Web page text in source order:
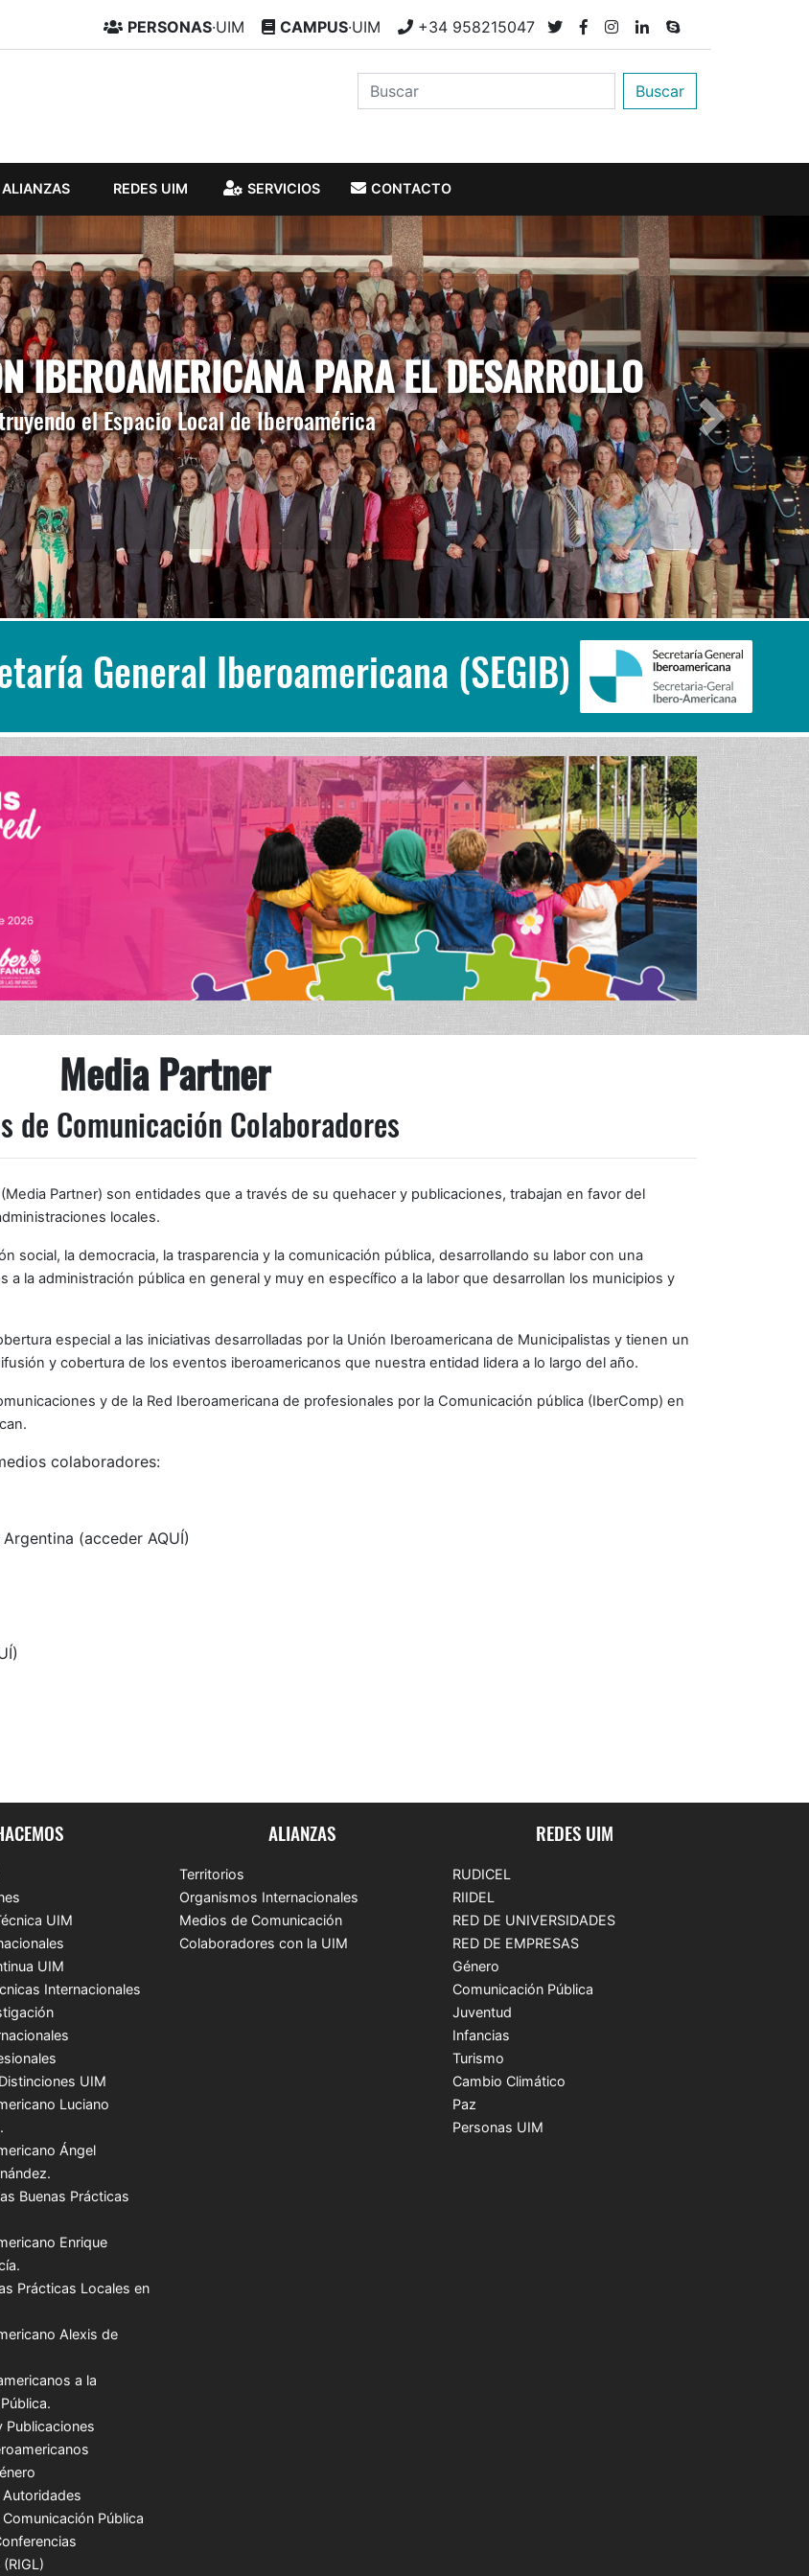
PERSONAS·UIM CAMPUS·UIM +34 958215047
Buscar
ALIANZAS REDES UIM SERVICIOS CONTACTO
IBEROAMERICANA PARA EL DESARROLLO
el Espacio Local de Iberoamérica Next
General Iberoamericana (SEGIB)
Media Partner
de Comunicación Colaboradores
Partner) son entidades que a través de su quehacer y publicaciones, trabajan en favor del
locales.
social, la democracia, la trasparencia y la comunicación pública, desarrollando su labor con una
la administración pública en general y muy en específico a la labor que desarrollan los municipios y
especial a las iniciativas desarrolladas por la Unión Iberoamericana de Municipalistas y tienen un
y cobertura de los eventos iberoamericanos que nuestra entidad lidera a lo largo del año.
y de la Red Iberoamericana de profesionales por la Comunicación pública (IberComp) en
colaboradores:
(acceder AQUÍ)
)
UIM
UIM
Internacionales
UIM
Luciano
Ángel
Buenas Prácticas
Enrique
Prácticas Locales en
Alexis de
a la
Publicaciones
Pública
ALIANZAS
Territorios
Organismos Internacionales
Medios de Comunicación
Colaboradores con la UIM
REDES UIM
RUDICEL
RIIDEL
RED DE UNIVERSIDADES
RED DE EMPRESAS
Género
Comunicación Pública
Juventud
Infancias
Turismo
Cambio Climático
Paz
Personas UIM